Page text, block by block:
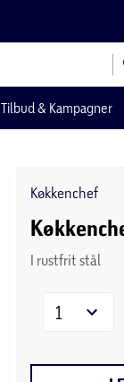
Tilbud & Kampagner
Køkkenchef
I rustfrit stål
1